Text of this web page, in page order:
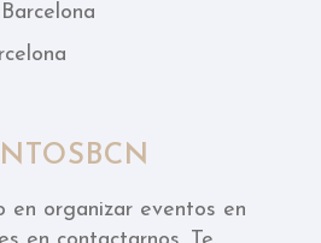
en organizar eventos en